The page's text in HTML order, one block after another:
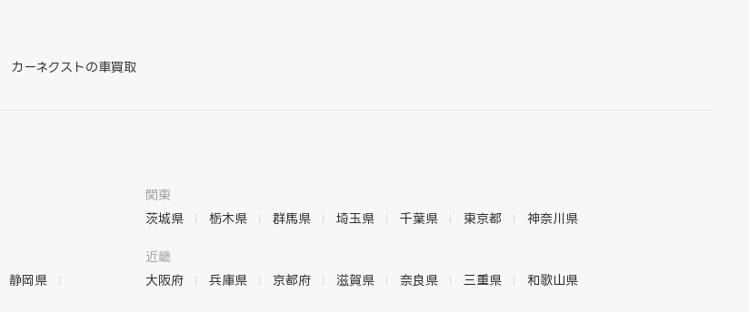
カーネクストの車買取
関東
茨城県
栃木県 群馬県 埼玉県 千葉県 東京都 神奈川県
静岡県
近畿
大阪府
兵庫県 京都府 滋賀県 奈良県 三重県 和歌山県